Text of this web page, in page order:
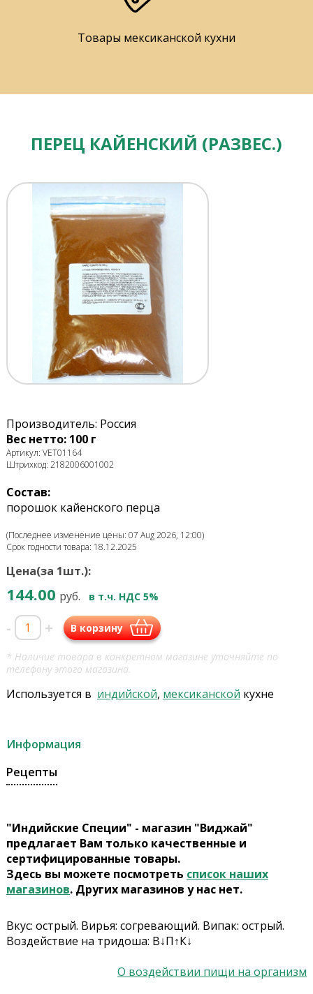
Товары мексиканской кухни
ПЕРЕЦ КАЙЕНСКИЙ (РАЗВЕС.)
Производитель: Россия
Вес нетто: 100 г
Артикул: VET01164
Штрихкод: 2182006001002
Состав:
порошок кайенского перца
(Последнее изменение цены: 07 Aug 2026, 12:00)
Срок годности товара: 18.12.2025
Цена(за 1шт.):
144.00 руб. в т.ч. НДС 5%
- + В корзину
* Наличие товара в конкретном магазине уточняйте по
телефону этого магазина.
Используется в индийской, мексиканской кухне
Информация
Рецепты
"Индийские Специи" - магазин "Виджай"
предлагает Вам только качественные и
сертифицированные товары.
Здесь вы можете посмотреть список наших
магазинов. Других магазинов у нас нет.
Вкус: острый. Вирья: согревающий. Випак: острый.
Воздействие на тридоша: В↓П↑К↓
О воздействии пищи на организм